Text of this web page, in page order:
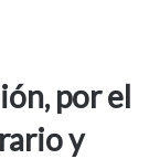
por el
y